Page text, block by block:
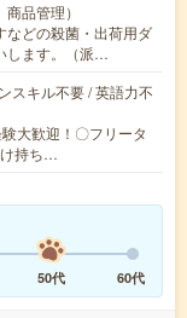
品管理）
などの殺菌・出荷用ダ
します。（派…
スキル不要 / 英語力不
大歓迎！〇フリータ
持ち…
50代 60代